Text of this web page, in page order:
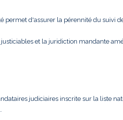
permet d'assurer la pérennité du suivi
et la juridiction mandante
judiciaires inscrite sur la liste